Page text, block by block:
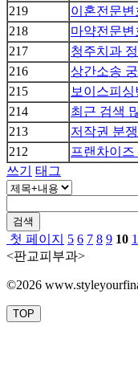
219
이혼전문변
218
마약전문변
217
청주치과
216
상간소송
215
보이스피
214
최근 검색
213
저작권 분
212
프랜차이
쓰기
태그
검색
첫 페이지 5 6 7 8 9 10
<판교피부과>
©2026
TOP